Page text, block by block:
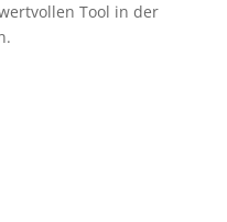
Tool in der